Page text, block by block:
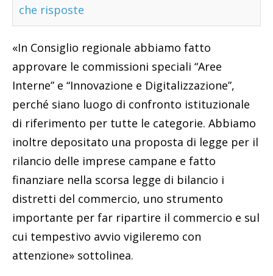
che risposte
«In Consiglio regionale abbiamo fatto
approvare le commissioni speciali “Aree
Interne” e “Innovazione e Digitalizzazione”,
perché siano luogo di confronto istituzionale
di riferimento per tutte le categorie. Abbiamo
inoltre depositato una proposta di legge per il
rilancio delle imprese campane e fatto
finanziare nella scorsa legge di bilancio i
distretti del commercio, uno strumento
importante per far ripartire il commercio e sul
cui tempestivo avvio vigileremo con
attenzione» sottolinea.